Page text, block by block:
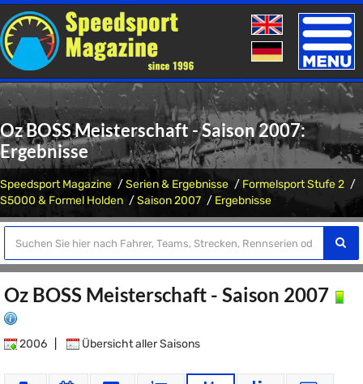
Toggle
Oz BOSS Meisterschaft - Saison 2007:
Ergebnisse
Speedsport Magazine Serien & Ergebnisse
Formelsport Stufe 2
S5000 & Formel Holden
Saison 2007 Ergebnisse
Oz BOSS Meisterschaft - Saison 2007
2006 Übersicht aller Saisons